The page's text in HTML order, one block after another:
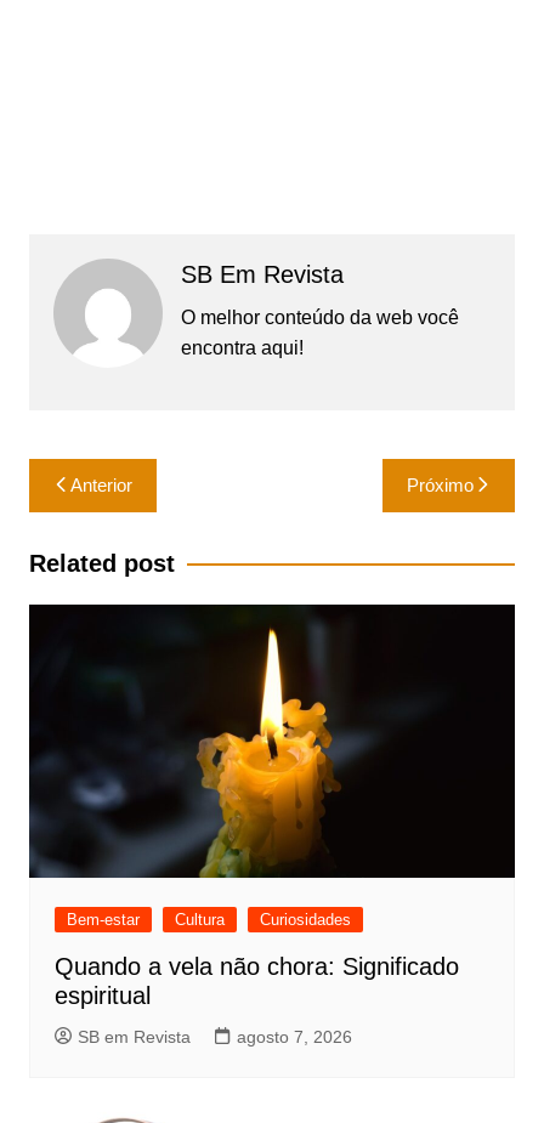
SB Em Revista
O melhor conteúdo da web você
encontra aqui!
Navegação
de
Post
Anterior Próximo
Related post
Bem-estar Cultura Curiosidades
Quando a vela não chora: Significado
espiritual
SB em Revista agosto 7, 2026